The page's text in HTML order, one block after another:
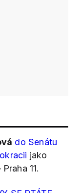
do Senátu
jako
11.